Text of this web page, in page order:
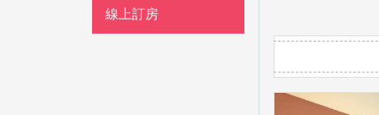
線上訂房